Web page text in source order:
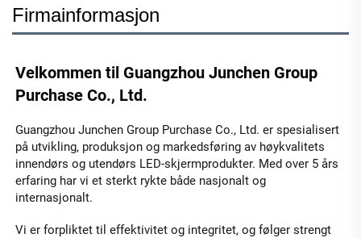
Firmainformasjon
Velkommen til Guangzhou Junchen Group
Purchase Co., Ltd.
Guangzhou Junchen Group Purchase Co., Ltd. er spesialisert
på utvikling, produksjon og markedsføring av høykvalitets
innendørs og utendørs LED-skjermprodukter. Med over 5 års
erfaring har vi et sterkt rykte både nasjonalt og
internasjonalt.
Vi er forpliktet til effektivitet og integritet, og følger strengt